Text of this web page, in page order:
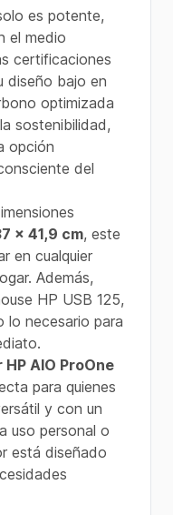
es potente,
el medio
certificaciones
diseño bajo en
optimizada
sostenibilidad,
opción
del
x 41,9 cm, este
en cualquier
Además,
HP USB 125,
lo necesario para
AIO ProOne
para quienes
y con un
uso personal o
está diseñado